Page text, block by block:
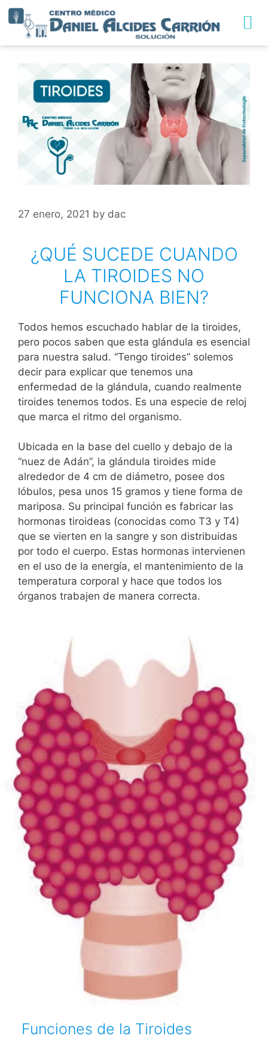
27 enero, 2021 by dac
¿QUÉ SUCEDE CUANDO
LA TIROIDES NO
FUNCIONA BIEN?
Todos hemos escuchado hablar de la tiroides,
pero pocos saben que esta glándula es esencial
para nuestra salud. “Tengo tiroides” solemos
decir para explicar que tenemos una
enfermedad de la glándula, cuando realmente
tiroides tenemos todos. Es una especie de reloj
que marca el ritmo del organismo.
Ubicada en la base del cuello y debajo de la
“nuez de Adán”, la glándula tiroides mide
alrededor de 4 cm de diámetro, posee dos
lóbulos, pesa unos 15 gramos y tiene forma de
mariposa. Su principal función es fabricar las
hormonas tiroideas (conocidas como T3 y T4)
que se vierten en la sangre y son distribuidas
por todo el cuerpo. Estas hormonas intervienen
en el uso de la energía, el mantenimiento de la
temperatura corporal y hace que todos los
órganos trabajen de manera correcta.
Funciones de la Tiroides